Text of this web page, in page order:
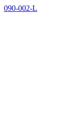
090-002-L